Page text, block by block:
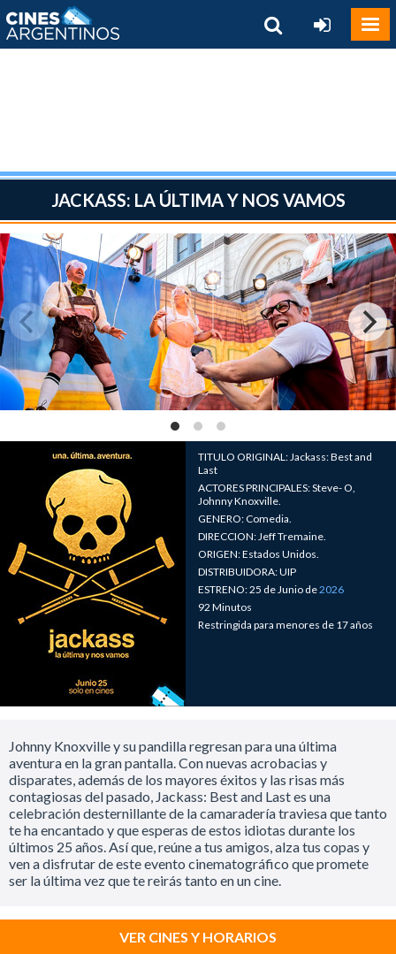
JACKASS: LA ÚLTIMA Y NOS VAMOS
TITULO ORIGINAL: Jackass: Best and
Last
ACTORES PRINCIPALES: Steve- O,
Johnny Knoxville.
GENERO: Comedia.
DIRECCION: Jeff Tremaine.
ORIGEN: Estados Unidos.
DISTRIBUIDORA: UIP
ESTRENO: 25 de Junio de2026
92 Minutos
Restringida para menores de 17 años
Johnny Knoxville y su pandilla regresan para una última
aventura en la gran pantalla. Con nuevas acrobacias y
disparates, además de los mayores éxitos y las risas más
contagiosas del pasado, Jackass: Best and Last es una
celebración desternillante de la camaradería traviesa que tanto
te ha encantado y que esperas de estos idiotas durante los
últimos 25 años. Así que, reúne a tus amigos, alza tus copas y
ven a disfrutar de este evento cinematográfico que promete
ser la última vez que te reirás tanto en un cine.
VER CINES Y HORARIOS